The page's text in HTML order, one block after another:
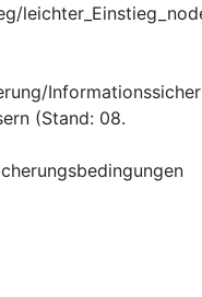
(Stand: 08.